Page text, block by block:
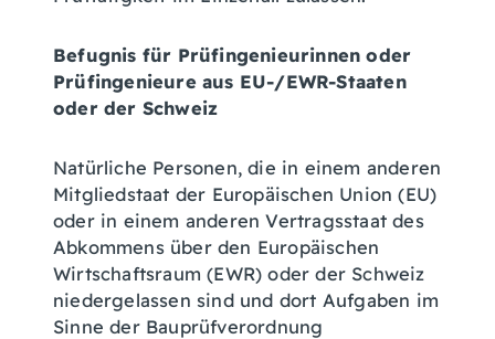
Befugnis für Prüfingenieurinnen oder
Prüfingenieure aus EU-/EWR-Staaten
oder der Schweiz
Natürliche Personen, die in einem anderen
Mitgliedstaat der Europäischen Union (EU)
oder in einem anderen Vertragsstaat des
Abkommens über den Europäischen
Wirtschaftsraum (EWR) oder der Schweiz
niedergelassen sind und dort Aufgaben im
Sinne der Bauprüfverordnung